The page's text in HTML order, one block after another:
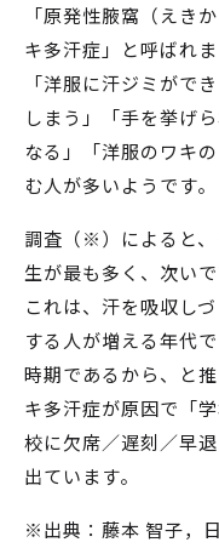
「原発性腋窩（えき
キ多汗症」と呼ばれ
「洋服に汗ジミがで
しまう」「手を挙げ
なる」「洋服のワキ
む人が多いようです。
調査（※）によると
生が最も多く、次い
これは、汗を吸収し
する人が増える年代
時期であるから、と
キ多汗症が原因で「
校に欠席／遅刻／早
出ています。
※出典：藤本 智子，